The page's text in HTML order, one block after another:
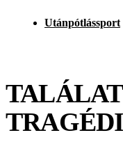
Utánpótlássport